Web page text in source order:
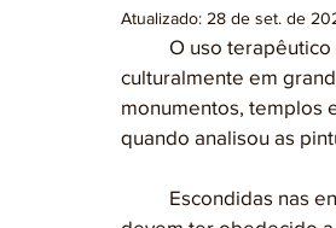
Atualizado: 28 de set. de
culturalmente em
monumentos, templos
quando analisou as